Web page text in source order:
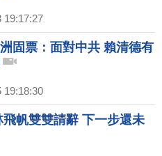
19:17:27
固票：面對中共 賴清德有
19:18:30
飛帆雙雙請辭 下一步還未